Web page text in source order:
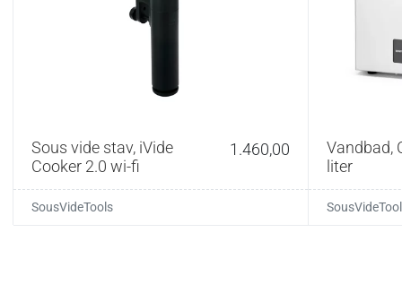
Sous vide stav, iVide
Cooker 2.0 wi-fi
1.460,00
SousVideTools
Vandbad,
liter